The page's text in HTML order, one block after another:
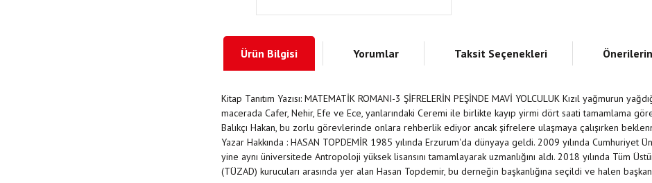
Ürün Bilgisi Yorumlar Taksit Seçenekleri
Kitap Tanıtım Yazısı: MATEMATİK ROMANI-3 ŞİFRELERİN PEŞİNDE MAVİ YOLCULUK Kızıl yağmurun
macerada Cafer, Nehir, Efe ve Ece, yanlarındaki Ceremi ile birlikte kayıp yirmi dört saati tamamlama
Balıkçı Hakan, bu zorlu görevlerinde onlara rehberlik ediyor ancak şifrelere ulaşmaya çalışırken
Yazar Hakkında : HASAN TOPDEMİR 1985 yılında Erzurum'da dünyaya geldi. 2009 yılında
yine aynı üniversitede Antropoloji yüksek lisansını tamamlayarak uzmanlığını aldı. 2018 yılında Tüm
(TÜZAD) kurucuları arasında yer alan Hasan Topdemir, bu derneğin başkanlığına seçildi ve halen